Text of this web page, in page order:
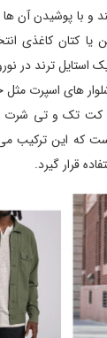
و با پوشیدن آن
یا کتان کاغذی
های اسپرت مثل
کت تک و تی شرت
که این ترکیب
قرار گیرد.